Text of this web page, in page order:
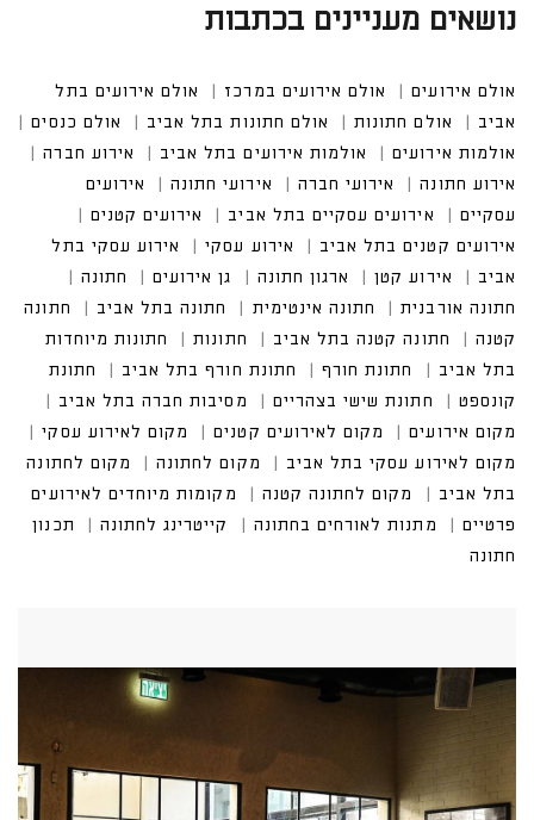
נושאים מעניינים בכתבות
אולם אירועים אולם אירועים במרכז
אולם אירועים בתל
אביב
אולם חתונות אולם חתונות בתל אביב
אולם כנסים
אולמות אירועים
אולמות אירועים בתל אביב
אירוע חברה
אירוע חתונה
אירועי חברה אירועי חתונה
אירועים
עסקיים
אירועים עסקיים בתל אביב
אירועים קטנים
אירועים קטנים בתל אביב
אירוע עסקי
אירוע עסקי בתל
אביב
אירוע קטן ארגון חתונה גן אירועים
חתונה
חתונה אורבנית
חתונה אינטימית חתונה בתל אביב
חתונה
קטנה
חתונה קטנה בתל אביב חתונות
חתונות מיוחדות
בתל אביב
חתונת חורף חתונת חורף בתל אביב
חתונת
קונספט
חתונת שישי בצהריים
מסיבות חברה בתל אביב
מקום אירועים
מקום לאירועים קטנים
מקום לאירוע עסקי
מקום לאירוע עסקי בתל אביב
מקום לחתונה
מקום לחתונה
בתל אביב
מקום לחתונה קטנה
מקומות מיוחדים לאירועים
פרטיים
מתנות לאורחים בחתונה קייטרינג לחתונה
תכנון
חתונה